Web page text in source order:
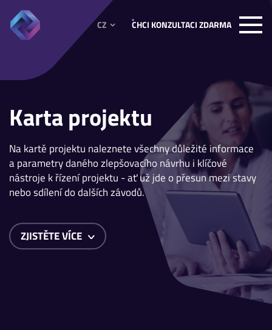
CZ CHCI KONZULTACI ZDARMA
Karta projektu
Na kartě projektu naleznete všechny důležité informace
a parametry daného zlepšovacího návrhu i klíčové
nástroje k řízení projektu - ať už jde o přesun mezi stavy
nebo sdílení do dalších závodů.
ZJISTĚTE VÍCE